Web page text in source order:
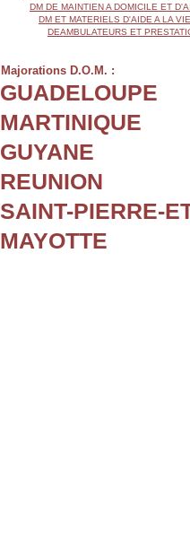
DM DE MAINTIEN A DOMICILE ET
DM ET MATERIELS D'AIDE A LA VIE
DEAMBULATEURS ET
Majorations D.O.M. :
GUADELOUPE
MARTINIQUE
GUYANE
REUNION
SAINT-PIERRE-
MAYOTTE